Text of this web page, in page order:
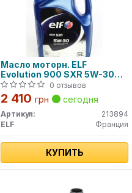
Масло моторн. ELF
Evolution 900 SXR 5W-30
(Канистра 5л)0 отзывов
2 410 грн сегодня
Артикул:
213894
ELF
Франция
КУПИТЬ